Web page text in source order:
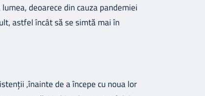
deoarece din cauza pandemiei
astfel încât să se simtă mai în
,înainte de a începe cu noua lor